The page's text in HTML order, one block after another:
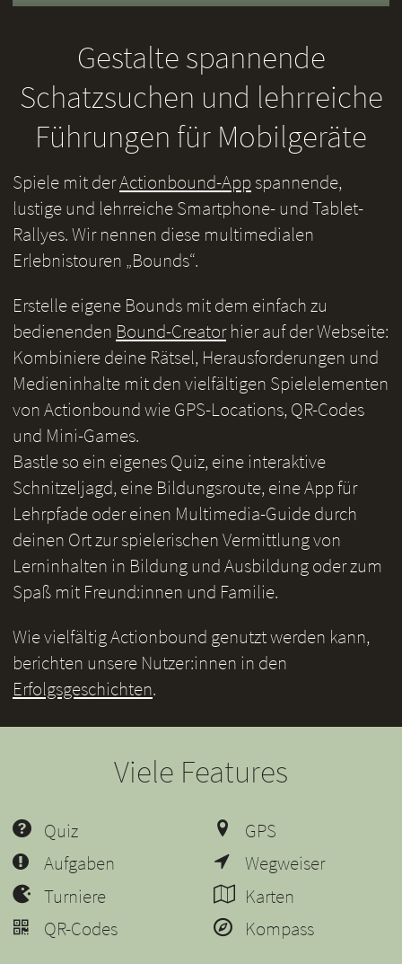
Mute
Gestalte spannende
Schatzsuchen und lehrreiche
Führungen für Mobilgeräte
Spiele mit derActionbound-Appspannende,
lustige und lehrreiche Smartphone- und Tablet-
Rallyes. Wir nennen diese multimedialen
Erlebnistouren „Bounds“.
Erstelle eigene Bounds mit dem einfach zu
bedienenden Bound-Creatorhier auf der Webseite:
Kombiniere deine Rätsel, Herausforderungen und
Medieninhalte mit den vielfältigen Spielelementen
von Actionbound wie GPS-Locations, QR-Codes
und Mini-Games.
Bastle so ein eigenes Quiz, eine interaktive
Schnitzeljagd, eine Bildungsroute, eine App für
Lehrpfade oder einen Multimedia-Guide durch
deinen Ort zur spielerischen Vermittlung von
Lerninhalten in Bildung und Ausbildung oder zum
Spaß mit Freund:innen und Familie.
Wie vielfältig Actionbound genutzt werden kann,
berichten unsere Nutzer:innen in den
Erfolgsgeschichten.
Viele Features
Quiz
Aufgaben
Turniere
QR-Codes
GPS
Wegweiser
Karten
Kompass